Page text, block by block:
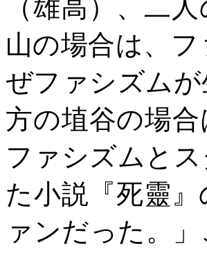
（雄高）、二
山の場合は、
ぜファシズム
方の埴谷の場
ファシズムと
た小説『死靈
ァンだった。